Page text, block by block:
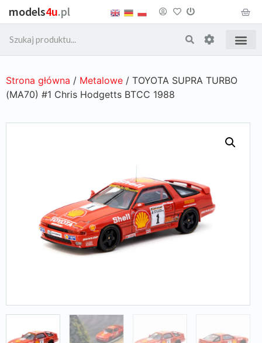
models4u.pl
Strona główna / Metalowe / TOYOTA SUPRA TURBO
(MA70) #1 Chris Hodgetts BTCC 1988